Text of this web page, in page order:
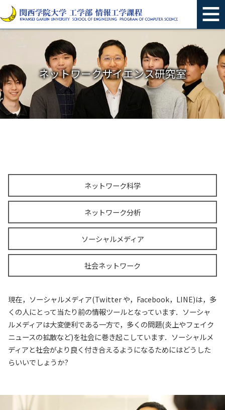
English
ネットワークサイエンス研究室
ネットワーク科学
ネットワーク分析
ソーシャルメディア
社会ネットワーク
現在，ソーシャルメディア(Twitter や，Facebook，LINE)は，多
くの人にとって当たり前の情報ツールとなっています．ソーシャ
ルメディアは大変便利である一方で，多くの問題(炎上やフェイク
ニュースの拡散など)を社会に巻き起こしています．ソーシャルメ
ディアと社会がより良く付き合えるようになるためにはどうした
らいいでしょうか?